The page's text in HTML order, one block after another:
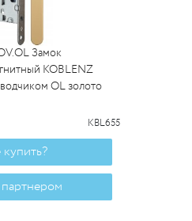
Замок
KOBLENZ
OL золото
KBL655
купить?
партнером